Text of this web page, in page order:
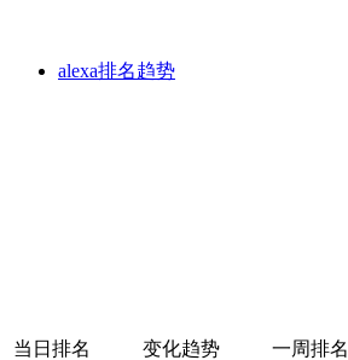
alexa排名趋势
当日排名 变化趋势 一周排名